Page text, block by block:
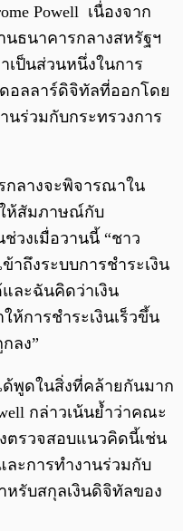
Powell เนื่องจาก
นธนาคารกลางสหรัฐฯ
เป็นส่วนหนึ่งในการ
อลลาร์ดิจิทัลที่ออกโดย
นร่วมกับกระทรวงการ
กลางจะพิจารณาใน
ให้สัมภาษณ์กับ
ช่วงเมื่อวานนี้ “ชาว
าถึงระบบการชำระเงิน
ละฉันคิดว่าเงิน
การชำระเงินเร็วขึ้น
ลง”
ด้พูดในสิ่งที่คล้ายกันมาก
กล่าวเน้นย้ำว่าคณะ
ตรวจสอบแนวคิดนี้เช่น
ละการทำงานร่วมกับ
หรับสกุลเงินดิจิทัลของ